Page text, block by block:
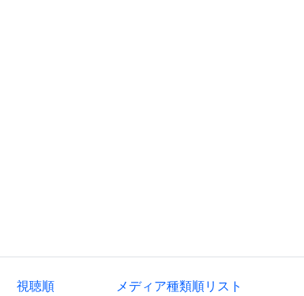
視聴順 メディア種類順リスト